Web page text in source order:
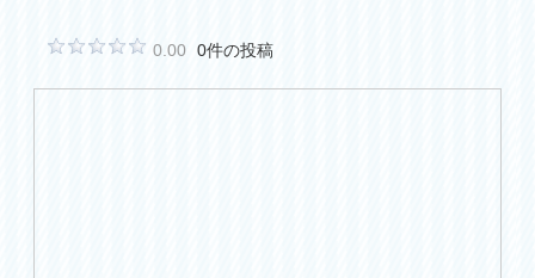
0.00 0件の投稿